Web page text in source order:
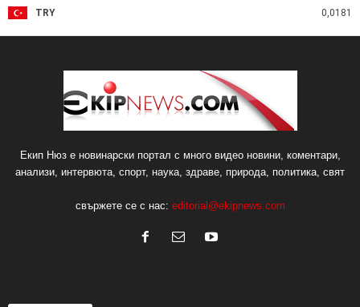
TRY 0,0181
Екип Нюз е новинарски портал с много видео новини, коментари,
анализи, интервюта, спорт, наука, здраве, природа, политика, свят
свържете се с нас: editorial@ekipnews.com